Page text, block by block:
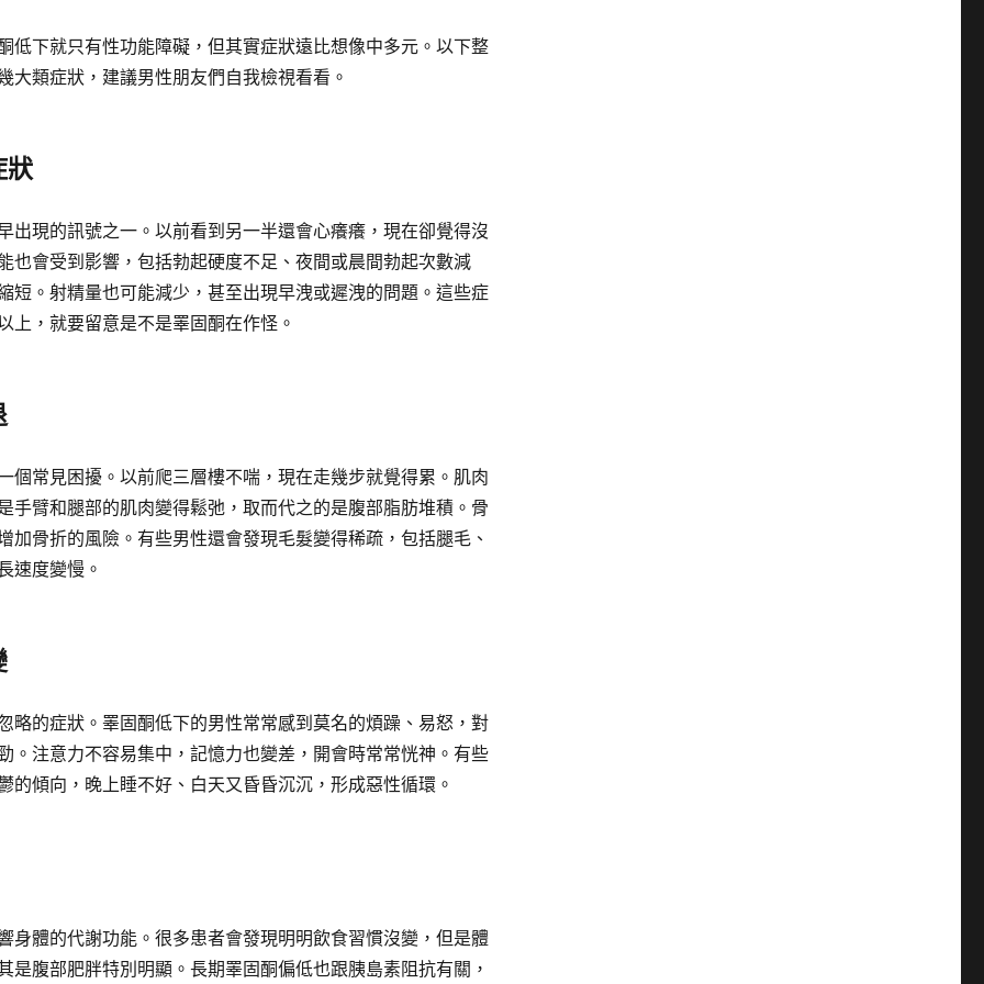
低下就只有性功能障礙，但其實症狀遠比想像中多元。以下整
大類症狀，建議男性朋友們自我檢視看看。
狀
出現的訊號之一。以前看到另一半還會心癢癢，現在卻覺得沒
也會受到影響，包括勃起硬度不足、夜間或晨間勃起次數減
短。射精量也可能減少，甚至出現早洩或遲洩的問題。這些症
上，就要留意是不是睪固酮在作怪。
個常見困擾。以前爬三層樓不喘，現在走幾步就覺得累。肌肉
手臂和腿部的肌肉變得鬆弛，取而代之的是腹部脂肪堆積。骨
加骨折的風險。有些男性還會發現毛髮變得稀疏，包括腿毛、
速度變慢。
略的症狀。睪固酮低下的男性常常感到莫名的煩躁、易怒，對
。注意力不容易集中，記憶力也變差，開會時常常恍神。有些
的傾向，晚上睡不好、白天又昏昏沉沉，形成惡性循環。
身體的代謝功能。很多患者會發現明明飲食習慣沒變，但是體
是腹部肥胖特別明顯。長期睪固酮偏低也跟胰島素阻抗有關，